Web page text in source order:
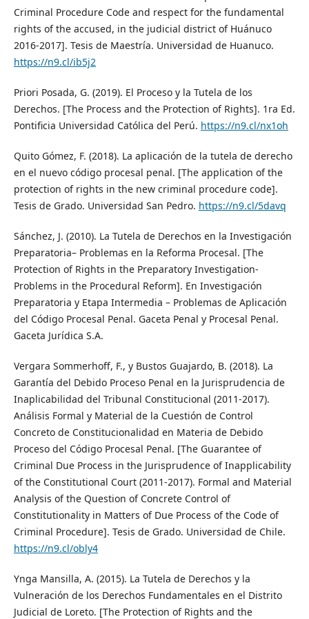
Criminal Procedure Code and respect for the fundamental
rights of the accused, in the judicial district of Huánuco
2016-2017]. Tesis de Maestría. Universidad de Huanuco.
https://n9.cl/ib5j2
Priori Posada, G. (2019). El Proceso y la Tutela de los
Derechos. [The Process and the Protection of Rights]. 1ra Ed.
Pontificia Universidad Católica del Perú. https://n9.cl/nx1oh
Quito Gómez, F. (2018). La aplicación de la tutela de derecho
en el nuevo código procesal penal. [The application of the
protection of rights in the new criminal procedure code].
Tesis de Grado. Universidad San Pedro. https://n9.cl/5davq
Sánchez, J. (2010). La Tutela de Derechos en la Investigación
Preparatoria– Problemas en la Reforma Procesal. [The
Protection of Rights in the Preparatory Investigation-
Problems in the Procedural Reform]. En Investigación
Preparatoria y Etapa Intermedia – Problemas de Aplicación
del Código Procesal Penal. Gaceta Penal y Procesal Penal.
Gaceta Jurídica S.A.
Vergara Sommerhoff, F., y Bustos Guajardo, B. (2018). La
Garantía del Debido Proceso Penal en la Jurisprudencia de
Inaplicabilidad del Tribunal Constitucional (2011-2017).
Análisis Formal y Material de la Cuestión de Control
Concreto de Constitucionalidad en Materia de Debido
Proceso del Código Procesal Penal. [The Guarantee of
Criminal Due Process in the Jurisprudence of Inapplicability
of the Constitutional Court (2011-2017). Formal and Material
Analysis of the Question of Concrete Control of
Constitutionality in Matters of Due Process of the Code of
Criminal Procedure]. Tesis de Grado. Universidad de Chile.
https://n9.cl/obly4
Ynga Mansilla, A. (2015). La Tutela de Derechos y la
Vulneración de los Derechos Fundamentales en el Distrito
Judicial de Loreto. [The Protection of Rights and the